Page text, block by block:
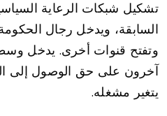
تشكيل شبكات الرعاية
السابقة، ويدخل رجال
وتفتح قنوات أخرى. يدخل
آخرون على حق الوصول إلى
يتغير مشغله.